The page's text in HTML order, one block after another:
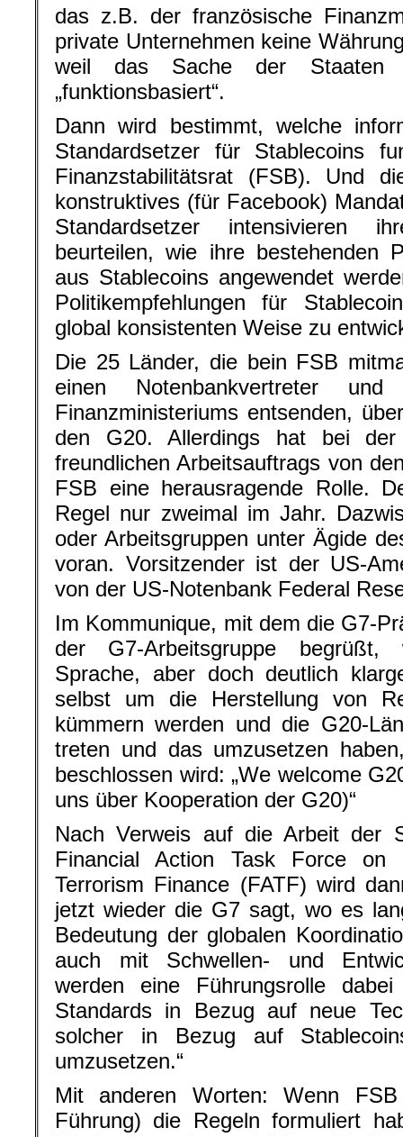
das z.B. der französische
private Unternehmen keine
weil das Sache der
„funktionsbasiert“.
Dann wird bestimmt, welche
Standardsetzer für Stablecoins
Finanzstabilitätsrat (FSB). Und
konstruktives (für Facebook)
Standardsetzer intensivieren
beurteilen, wie ihre bestehenden
aus Stablecoins angewendet
Politikempfehlungen für
global konsistenten Weise zu
Die 25 Länder, die bein FSB
einen Notenbankvertreter
Finanzministeriums entsenden,
den G20. Allerdings hat bei
freundlichen Arbeitsauftrags von
FSB eine herausragende Rolle.
Regel nur zweimal im Jahr.
oder Arbeitsgruppen unter Ägide
voran. Vorsitzender ist der US-
von der US-Notenbank Federal
Im Kommunique, mit dem die G7-
der G7-Arbeitsgruppe
Sprache, aber doch deutlich
selbst um die Herstellung von
kümmern werden und die G20-
treten und das umzusetzen
beschlossen wird: „We welcome
uns über Kooperation der G20)“
Nach Verweis auf die Arbeit der
Financial Action Task Force on
Terrorism Finance (FATF) wird
jetzt wieder die G7 sagt, wo es
Bedeutung der globalen
auch mit Schwellen- und
werden eine Führungsrolle
Standards in Bezug auf neue
solcher in Bezug auf
umzusetzen.“
Mit anderen Worten: Wenn
Führung) die Regeln formuliert